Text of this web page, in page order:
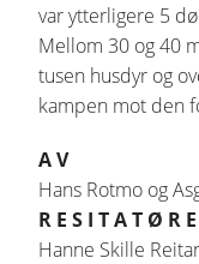
var ­ytterligere 5
Mellom 30 og 40
tusen husdyr og
kampen mot den
A V
Hans Rotmo og
R E S I T A T Ø R
Hanne Skille